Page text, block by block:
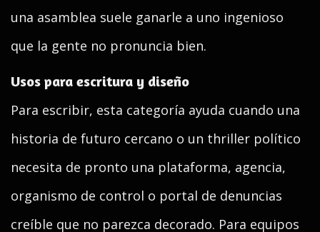
una asamblea suele ganarle a uno ingenioso
que la gente no pronuncia bien.
Usos para escritura y diseño
Para escribir, esta categoría ayuda cuando una
historia de futuro cercano o un thriller político
necesita de pronto una plataforma, agencia,
organismo de control o portal de denuncias
creíble que no parezca decorado. Para equipos